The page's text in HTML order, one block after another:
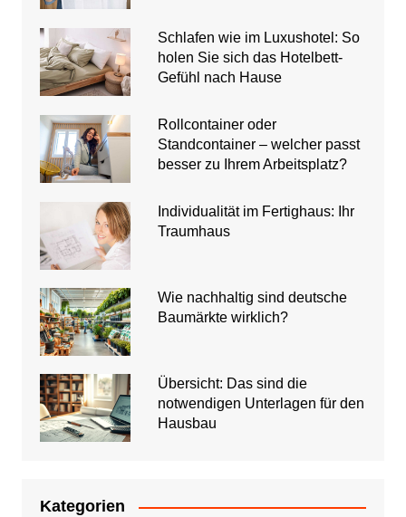
Schlafen wie im Luxushotel: So
holen Sie sich das Hotelbett-
Gefühl nach Hause
Rollcontainer oder
Standcontainer – welcher passt
besser zu Ihrem Arbeitsplatz?
Individualität im Fertighaus: Ihr
Traumhaus
Wie nachhaltig sind deutsche
Baumärkte wirklich?
Übersicht: Das sind die
notwendigen Unterlagen für den
Hausbau
Kategorien